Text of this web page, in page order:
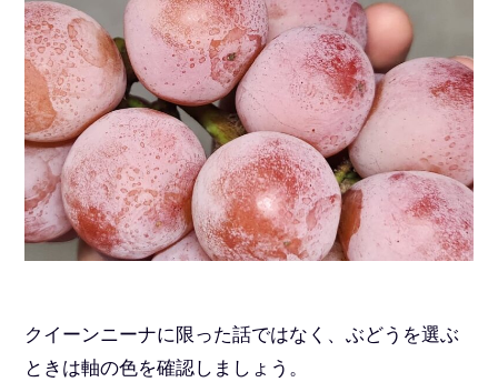
クイーンニーナに限った話ではなく、ぶどうを選ぶ
ときは軸の色を確認しましょう。